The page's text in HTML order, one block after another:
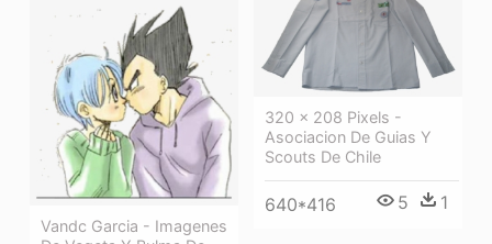
320 × 208 Pixels -
Asociacion De Guias Y
Scouts De Chile
640*416 5 1
Vandc Garcia - Imagenes